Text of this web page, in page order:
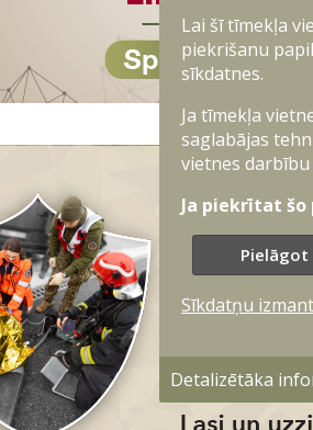
Lai šī tīmekļa
piekrišanu
sīkdatnes.
Ja tīmekļa
saglabājas
vietnes
Ja piekrītat
Pielāgot
Sīkdatņu
Detalizētāka